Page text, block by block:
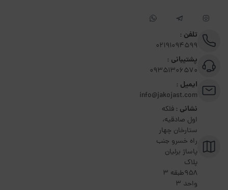
تلفن :
02191094599
پشتیبانی :
09351306570
ایمیل :
info@jakojast.com
نشانی :فلکه
اول صادقیه،
ستارخان چهار
راه خسرو جنب
پاساژ برلیان
پلاک
۹۵۸طبقه 3
واحد 3